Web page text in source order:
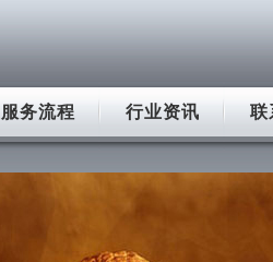
服务流程 行业资讯 联